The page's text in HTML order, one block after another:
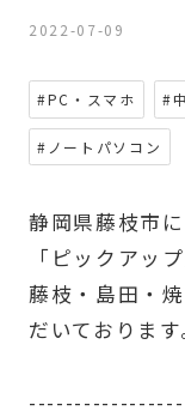
2022-07-09
#PC・スマホ #
#ノートパソコン
静岡県藤枝市
「ピックアッ
藤枝・島田・
だいております
-----------------